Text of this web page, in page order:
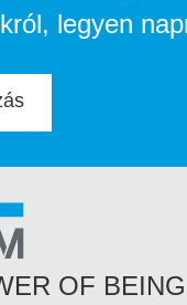
legyen
OF BEING